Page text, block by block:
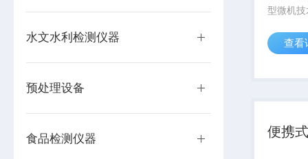
水文水利检测仪器
预处理设备
食品检测仪器
型微机
口传感
景气有
查看
便携